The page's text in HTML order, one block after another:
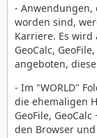
- Anwendungen,
worden sind,
Karriere. Es wird
GeoCalc,
angeboten,
- Im "WORLD"
die ehemaligen
GeoFile,
den Browser